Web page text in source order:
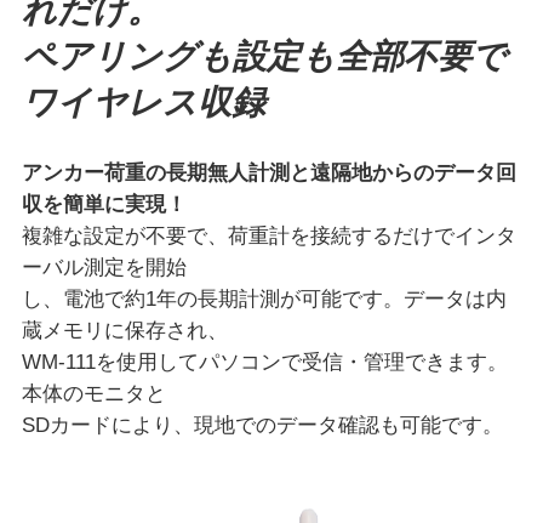
れだけ。
ペアリングも設定も全部不要で
ワイヤレス収録
アンカー荷重の長期無人計測と遠隔地からのデータ回
収を簡単に実現！
複雑な設定が不要で、荷重計を接続するだけでインタ
ーバル測定を開始
し、電池で約1年の長期計測が可能です。データは内
蔵メモリに保存され、
WM-111を使用してパソコンで受信・管理できます。
本体のモニタと
SDカードにより、現地でのデータ確認も可能です。